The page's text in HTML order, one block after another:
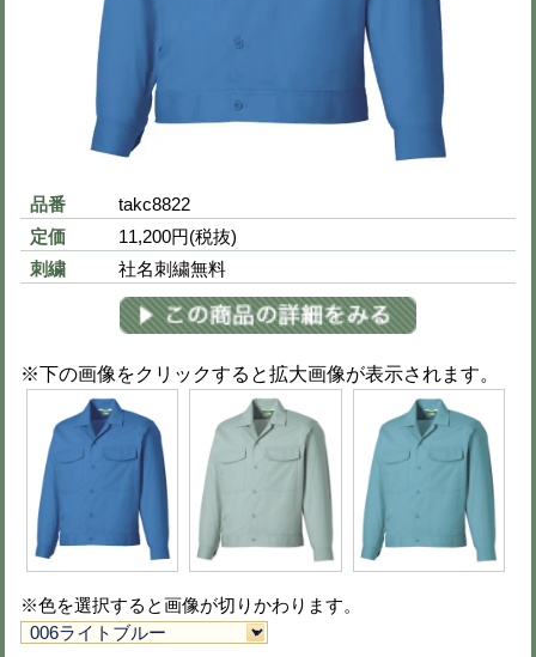
(税込 6,875円)
6,250円 (税込 6,875円)
6,250円 (税込 6,875円)
4L
6,550円 (税込 7,205円)
5L
6,550円 (税込 7,205円)
当サイトに掲載されている在庫状況は、できる限り最新の情
承ください。
色とサイズと数量を選び、ページ下の
をクリックしてください。選択商品
す。
長袖シャツ(春夏用薄手生地)